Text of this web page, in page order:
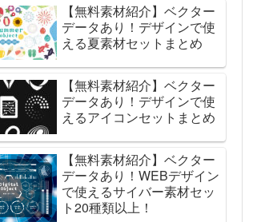
【無料素材紹介】ベクター
データあり！デザインで使
える夏素材セットまとめ
【無料素材紹介】ベクター
データあり！デザインで使
えるアイコンセットまとめ
【無料素材紹介】ベクター
データあり！WEBデザイン
で使えるサイバー素材セッ
ト20種類以上！